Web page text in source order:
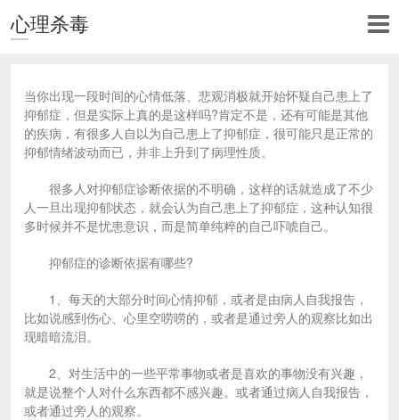
心理杀毒
当你出现一段时间的心情低落、悲观消极就开始怀疑自己患上了
抑郁症，但是实际上真的是这样吗?肯定不是，还有可能是其他
的疾病，有很多人自以为自己患上了抑郁症，很可能只是正常的
抑郁情绪波动而已，并非上升到了病理性质。
很多人对抑郁症诊断依据的不明确，这样的话就造成了不少
人一旦出现抑郁状态，就会认为自己患上了抑郁症，这种认知很
多时候并不是忧患意识，而是简单纯粹的自己吓唬自己。
抑郁症的诊断依据有哪些?
1、每天的大部分时间心情抑郁，或者是由病人自我报告，
比如说感到伤心、心里空唠唠的，或者是通过旁人的观察比如出
现暗暗流泪。
2、对生活中的一些平常事物或者是喜欢的事物没有兴趣，
就是说整个人对什么东西都不感兴趣。或者通过病人自我报告，
或者通过旁人的观察。